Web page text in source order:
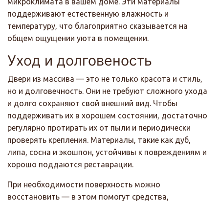
поддерживают естественную влажность и
температуру, что благоприятно сказывается на
общем ощущении уюта в помещении.
Уход и долговеность
Двери из массива — это не только красота и стиль,
но и долговечность. Они не требуют сложного ухода
и долго сохраняют свой внешний вид. Чтобы
поддерживать их в хорошем состоянии, достаточно
регулярно протирать их от пыли и периодически
проверять крепления. Материалы, такие как дуб,
липа, сосна и экошпон, устойчивы к повреждениям и
хорошо поддаются реставрации.
При необходимости поверхность можно
восстановить — в этом помогут средства,